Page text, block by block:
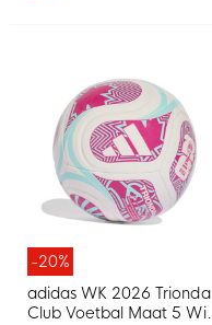
-20%
adidas WK 2026 Trionda
Club Voetbal Maat 5 Wit